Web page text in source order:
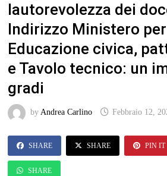
lautorevolezza dei
Indirizzo Ministero
Educazione civica,
e Tavolo tecnico: un
gradi
by Andrea Carlino Febbraio 12,
SHARE SHARE PIN IT
SHARE